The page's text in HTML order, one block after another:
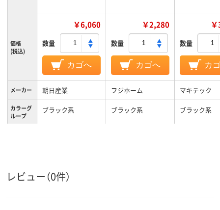
価格
(税込)
￥6,060
数量
カゴへ
￥2,280
数量
カゴへ
数量
カ
メーカー 朝日産業 フジホーム マキテック
カラーグ
ループ
ブラック系 ブラック系 ブラック系
レビュー（0件）